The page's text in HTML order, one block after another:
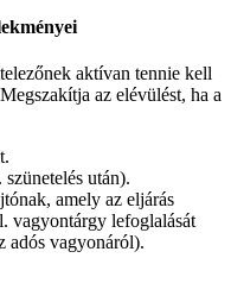
aktívan tennie kell
az elévülést, ha a
után).
amely az eljárás
vagyontárgy lefoglalását
adós vagyonáról).